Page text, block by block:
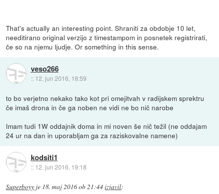
That's actually an interesting point. Shraniti za obdobje 10 let,
needitirano original verzijo z timestampom in posnetek registrirati,
če so na njemu ljudje. Or something in this sense.
veso266
:: 12. jun 2016, 18:59
to bo verjetno nekako tako kot pri omejitvah v radijskem sprektru
če imaš drona in če ga noben ne vidi ne bo nič narobe
Imam tudi 1W oddajnik doma in mi noven še nič težil (ne oddajam
24 ur na dan in uporabljam ga za raziskovalne namene)
kodsiti1
:: 12. jun 2016, 19:18
Superboyy je 18. maj 2016 ob 21:44izjavil: